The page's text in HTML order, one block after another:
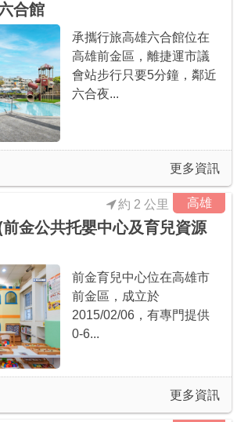
合館
承攜行旅高雄六合館位在
高雄前金區，離捷運市議
會站步行只要5分鐘，鄰近
六合夜...
更多資訊
高雄
金公共托嬰中心及育兒資源
約 2 公里
前金育兒中心位在高雄市
前金區，成立於
2015/02/06，有專門提供
0-6...
更多資訊